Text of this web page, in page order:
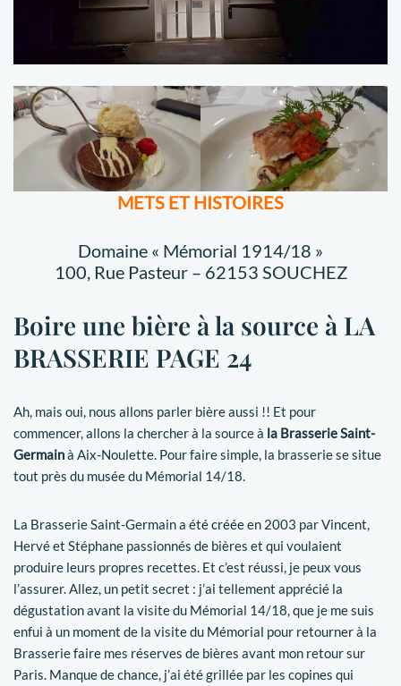
METS ET HISTOIRES
Domaine « Mémorial 1914/18 »
100, Rue Pasteur – 62153 SOUCHEZ
Boire une bière à la source à LA
BRASSERIE PAGE 24
Ah, mais oui, nous allons parler bière aussi !! Et pour
commencer, allons la chercher à la source à la Brasserie Saint-
Germainà Aix-Noulette. Pour faire simple, la brasserie se situe
tout près du musée du Mémorial 14/18.
La Brasserie Saint-Germain a été créée en 2003 par Vincent,
Hervé et Stéphane passionnés de bières et qui voulaient
produire leurs propres recettes. Et c’est réussi, je peux vous
l’assurer. Allez, un petit secret : j’ai tellement apprécié la
dégustation avant la visite du Mémorial 14/18, que je me suis
enfui à un moment de la visite du Mémorial pour retourner à la
Brasserie faire mes réserves de bières avant mon retour sur
Paris. Manque de chance, j’ai été grillée par les copines qui